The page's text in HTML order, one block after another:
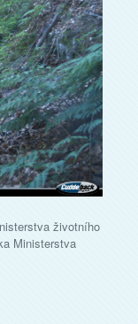
životního
Ministerstva